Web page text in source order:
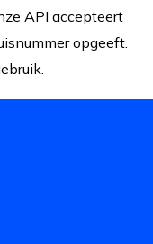
API accepteert
opgeeft.